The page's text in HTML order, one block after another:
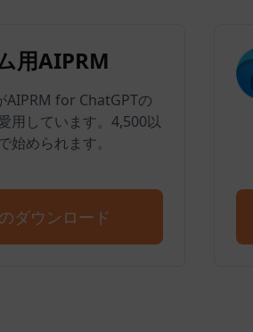
用AIPRM
AIPRM for ChatGPTの
用しています。4,500以
始められます。
ダウンロード